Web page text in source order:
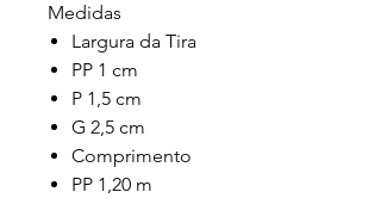
Medidas
Largura da Tira
PP 1 cm
P 1,5 cm
G 2,5 cm
Comprimento
PP 1,20 m